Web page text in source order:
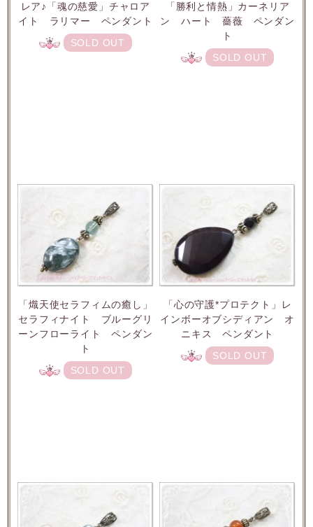
レア♪「魂の慈愛」チャロア
イト ラリマー ペンダント
SOLD OUT
「勝利と情熱」カーネリア
ン ハート 薔薇 ペンダン
ト
SOLD OUT
「熾天使セラフィムの癒し」
セラフィナイト ブルーグリ
ーンフローライト ペンダン
ト
SOLD OUT
「心の守護*プロテクト」レ
インボーオブシディアン オ
ニキス ペンダント
SOLD OUT